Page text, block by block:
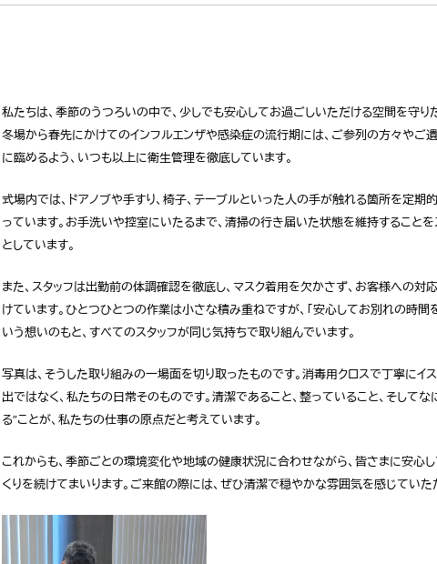
私たちは、季節のうつろいの中で、少しでも安心してお過ごしいただける空間を守り
冬場から春先にかけてのインフルエンザや感染症の流行期には、ご参列の方々やご
に臨めるよう、いつも以上に衛生管理を徹底しています。
式場内では、ドアノブや手すり、椅子、テーブルといった人の手が触れる箇所を定期
っています。お手洗いや控室にいたるまで、清掃の行き届いた状態を維持すること
としています。
また、スタッフは出勤前の体調確認を徹底し、マスク着用を欠かさず、お客様への対
けています。ひとつひとつの作業は小さな積み重ねですが、「安心してお別れの時間
いう想いのもと、すべてのスタッフが同じ気持ちで取り組んでいます。
写真は、そうした取り組みの一場面を切り取ったものです。消毒用クロスで丁寧に
出ではなく、私たちの日常そのものです。清潔であること、整っていること、そして
る”ことが、私たちの仕事の原点だと考えています。
これからも、季節ごとの環境変化や地域の健康状況に合わせながら、皆さまに安心
くりを続けてまいります。ご来館の際には、ぜひ清潔で穏やかな雰囲気を感じていた